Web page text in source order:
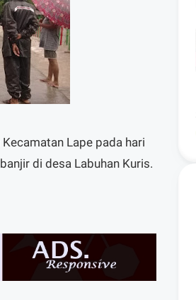
Lape pada hari
di desa Labuhan Kuris.